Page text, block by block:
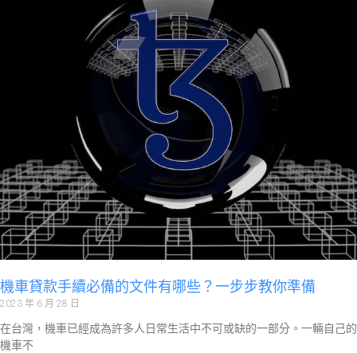
機車貸款手續必備的文件有哪些？一步步教你準備
2023 年 6 月 28 日
在台灣，機車已經成為許多人日常生活中不可或缺的一部分。一輛自己的
機車不